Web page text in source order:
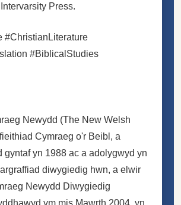
Press.
#ChristianLiterature
#BiblicalStudies
Newydd (The New Welsh
Cymraeg o'r Beibl, a
gyntaf yn 1988 ac a adolygwyd yn
diwygiedig hwn, a elwir
Newydd Diwygiedig
ym mis Mawrth 2004, yn